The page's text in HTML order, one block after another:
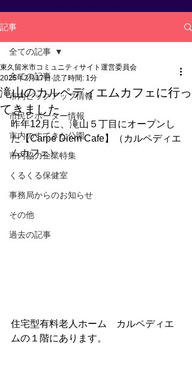
記事
全ての記事
市内ピックアップ情報
市民レポーター情報
市内のすてきな公園
市内協力企業特集
くるくる保健室
事務局からのお知らせ
その他
過去の記事
全ての記事
滝山のカルペディエムカフェに行っ
てきました
東久留米市コミュニティサイト運営委員会
2025年2月17日 読了時間: 1分
昨年12月に、滝山５丁目にオープンし
た【Carpe Diem Cafe】（カルペディエ
ムカフェ）。
住宅型有料老人ホーム　カルペディエ
ムの１階にあります。